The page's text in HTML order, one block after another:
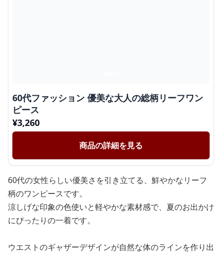
60代ファッション 優美な大人の総柄リーフワン
ピース
¥3,260
商品の詳細を見る
60代の女性らしい優美さを引き立てる、鮮やかなリーフ
柄のワンピースです。
涼しげな印象の色使いと軽やかな素材感で、夏のお出かけ
にぴったりの一着です。
ウエストのギャザーデザインが自然な体のラインを作り出